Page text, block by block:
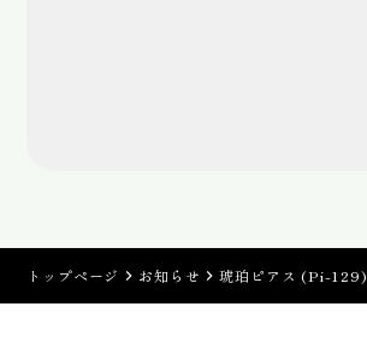
トップページ お知らせ 琥珀ピアス (Pi-129)